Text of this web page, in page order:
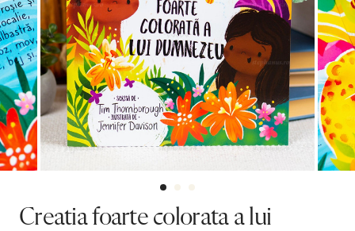
Creatia foarte colorata a lui